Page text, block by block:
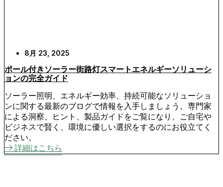
8月 23, 2025
ポール付きソーラー街路灯スマートエネルギーソリューシ
ョンの完全ガイド
ソーラー照明、エネルギー効率、持続可能なソリューショ
ンに関する最新のブログで情報を入手しましょう。専門家
による洞察、ヒント、製品ガイドをご覧になり、ご自宅や
ビジネスで賢く、環境に優しい選択をするのにお役立てく
ださい。
詳細はこちら